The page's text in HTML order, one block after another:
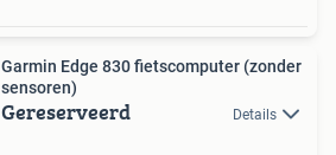
Garmin Edge 830 fietscomputer (zonder
sensoren)
Gereserveerd Details